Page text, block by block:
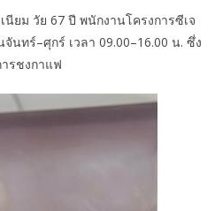
ยม วัย 67 ปี พนักงานโครงการซีเจ
นทร์–ศุกร์ เวลา 09.00–16.00 น. ซึ่ง
รชงกาแฟ